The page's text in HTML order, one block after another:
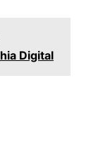
Digital